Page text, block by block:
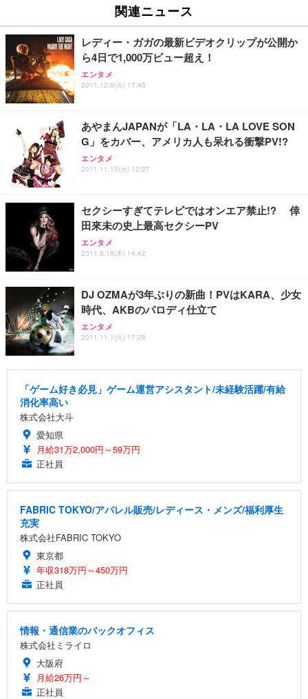
Sezlife オフィスチェア デスクチェア 疲れない テレ
ワーク チェア 強化バックレスト 30度ロッキング機
レスト 3Dヘッドレスト ハンガー付き 高反発クッシ
ョン PCチェア 通気性メッシュ ゲーミング/勉強/事
務用 おしゃれ パソコンチェア (ブラック)
￥7,680
Sezlife オフィスチェア デスクチェア 疲れない テレ
レスト 3Dヘッドレスト ハンガー付き 高反発クッシ
ョン PCチェア 通気性メッシュ ゲーミング/勉強/事
務用 おしゃれ パソコンチェア (ホワイト)
￥7,680
ANDWINT オフィスチェア デスクチェア 肘なし メ
ト 幅52×奥行58.5×高さ84～96cm テレワーク 在宅
勤務 ブラック
￥4,139
【純正品】27"ゲーミングモニター DualSense 充電
フック付き（CFI-ZDM1J）
￥49,979
【整備済み品】Dell E2724HS 27インチ 液晶モニタ
応 ComfortView ビジネス向け
￥15,800
【MiniLED/24.5inch/280Hz/FHD】GRAPHT THE S
像低減 (3年保証 | 輝点保証 | 日本メーカー)
￥34,980
ネオ・ルーライフ ネオ・オムツ L 中型犬用 26枚入
り 単品
￥1,800
Smart Basic(スマートベーシック) 【Amazon.co.jp
￥3,670
アイリスオーヤマ ペットシーツ 超厚型 お徳用 レギ
￥3,731
関連ニュース
レディー・ガガの最新ビデオクリップが公開か
ら4日で1,000万ビュー超え！
エンタメ
2011.12.6(火) 17:45
あやまんJAPANが「LA・LA・LA LOVE SON
G」をカバー、アメリカ人も呆れる衝撃PV!?
エンタメ
2011.11.15(火) 12:27
セクシーすぎてテレビではオンエア禁止!? 倖
田來未の史上最高セクシーPV
エンタメ
2011.8.18(木) 14:42
DJ OZMAが3年ぶりの新曲！PVはKARA、少女
時代、AKBのパロディ仕立て
エンタメ
2011.11.1(火) 17:28
「ゲーム好き必見」ゲーム運営アシスタント/未経験活躍/有給
消化率高い
株式会社大斗
愛知県
月給31万2,000円～59万円
正社員
FABRIC TOKYO/アパレル販売/レディース・メンズ/福利厚生
充実
株式会社FABRIC TOKYO
東京都
年収318万円～450万円
正社員
情報・通信業のバックオフィス
株式会社ミライロ
大阪府
月給26万円～
正社員